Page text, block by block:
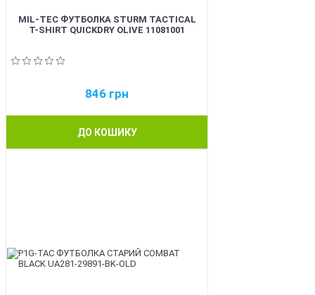
MIL-TEC ФУТБОЛКА STURM TACTICAL
T-SHIRT QUICKDRY OLIVE 11081001
846 грн
ДО КОШИКУ